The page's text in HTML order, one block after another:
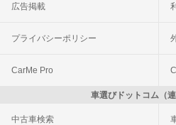
広告掲載
プライバシーポリシー
CarMe Pro
車選びドットコム（連
中古車検索